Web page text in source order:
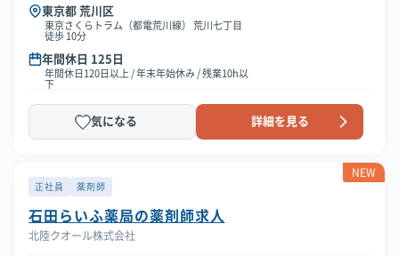
東京都 荒川区
東京さくらトラム（都電荒川線） 荒川七丁目
徒歩 10分
年間休日 125日
年間休日120日以上 / 年末年始休み / 残業10h以
下
気になる 詳細を見る
NEW
正社員 薬剤師
石田らいふ薬局の薬剤師求人
北陸クオール株式会社